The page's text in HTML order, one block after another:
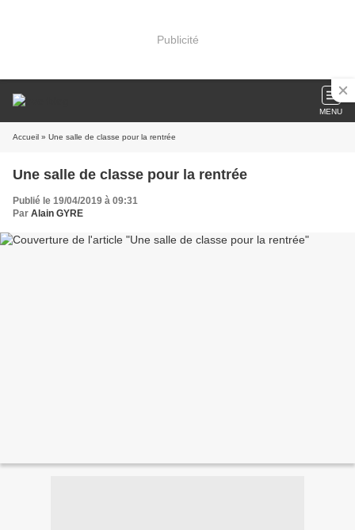
Publicité
MENU
Accueil » Une salle de classe pour la rentrée
Une salle de classe pour la rentrée
Publié le 19/04/2019 à 09:31
Par Alain GYRE